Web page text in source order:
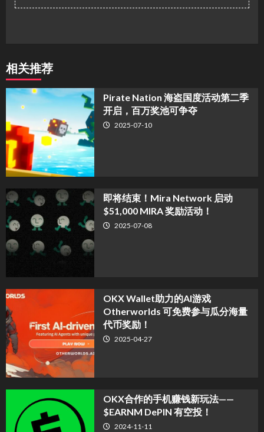
相关推荐
Pirate Nation 海盗国度活动第二季
开启，百万奖池可争夺
2025-07-10
​即将结束！Mira Network 启动
$51,000 MIRA 奖励活动！
2025-07-08
OKX Wallet助力的AI游戏
Otherworlds 可免费参与瓜分海量
代币奖励！
2025-04-27
OKX合作的手机赚钱新玩法——
$EARNM DePIN 有空投！
2024-11-11